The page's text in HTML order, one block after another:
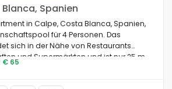
Spanien
in Calpe, Costa Blanca, Spanien,
für 4 Personen. Das
sich in der Nähe von Restaurants
und Supermärkten und ist nur 25 m
oder La Fossa Strand entfernt.
€ 65